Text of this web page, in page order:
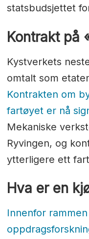
statsbudsjettet
Kontrakt på
Kystverkets
omtalt som
Kontrakten om
fartøyet er nå
Mekaniske
Ryvingen, og
ytterligere ett
Hva er en
Innenfor